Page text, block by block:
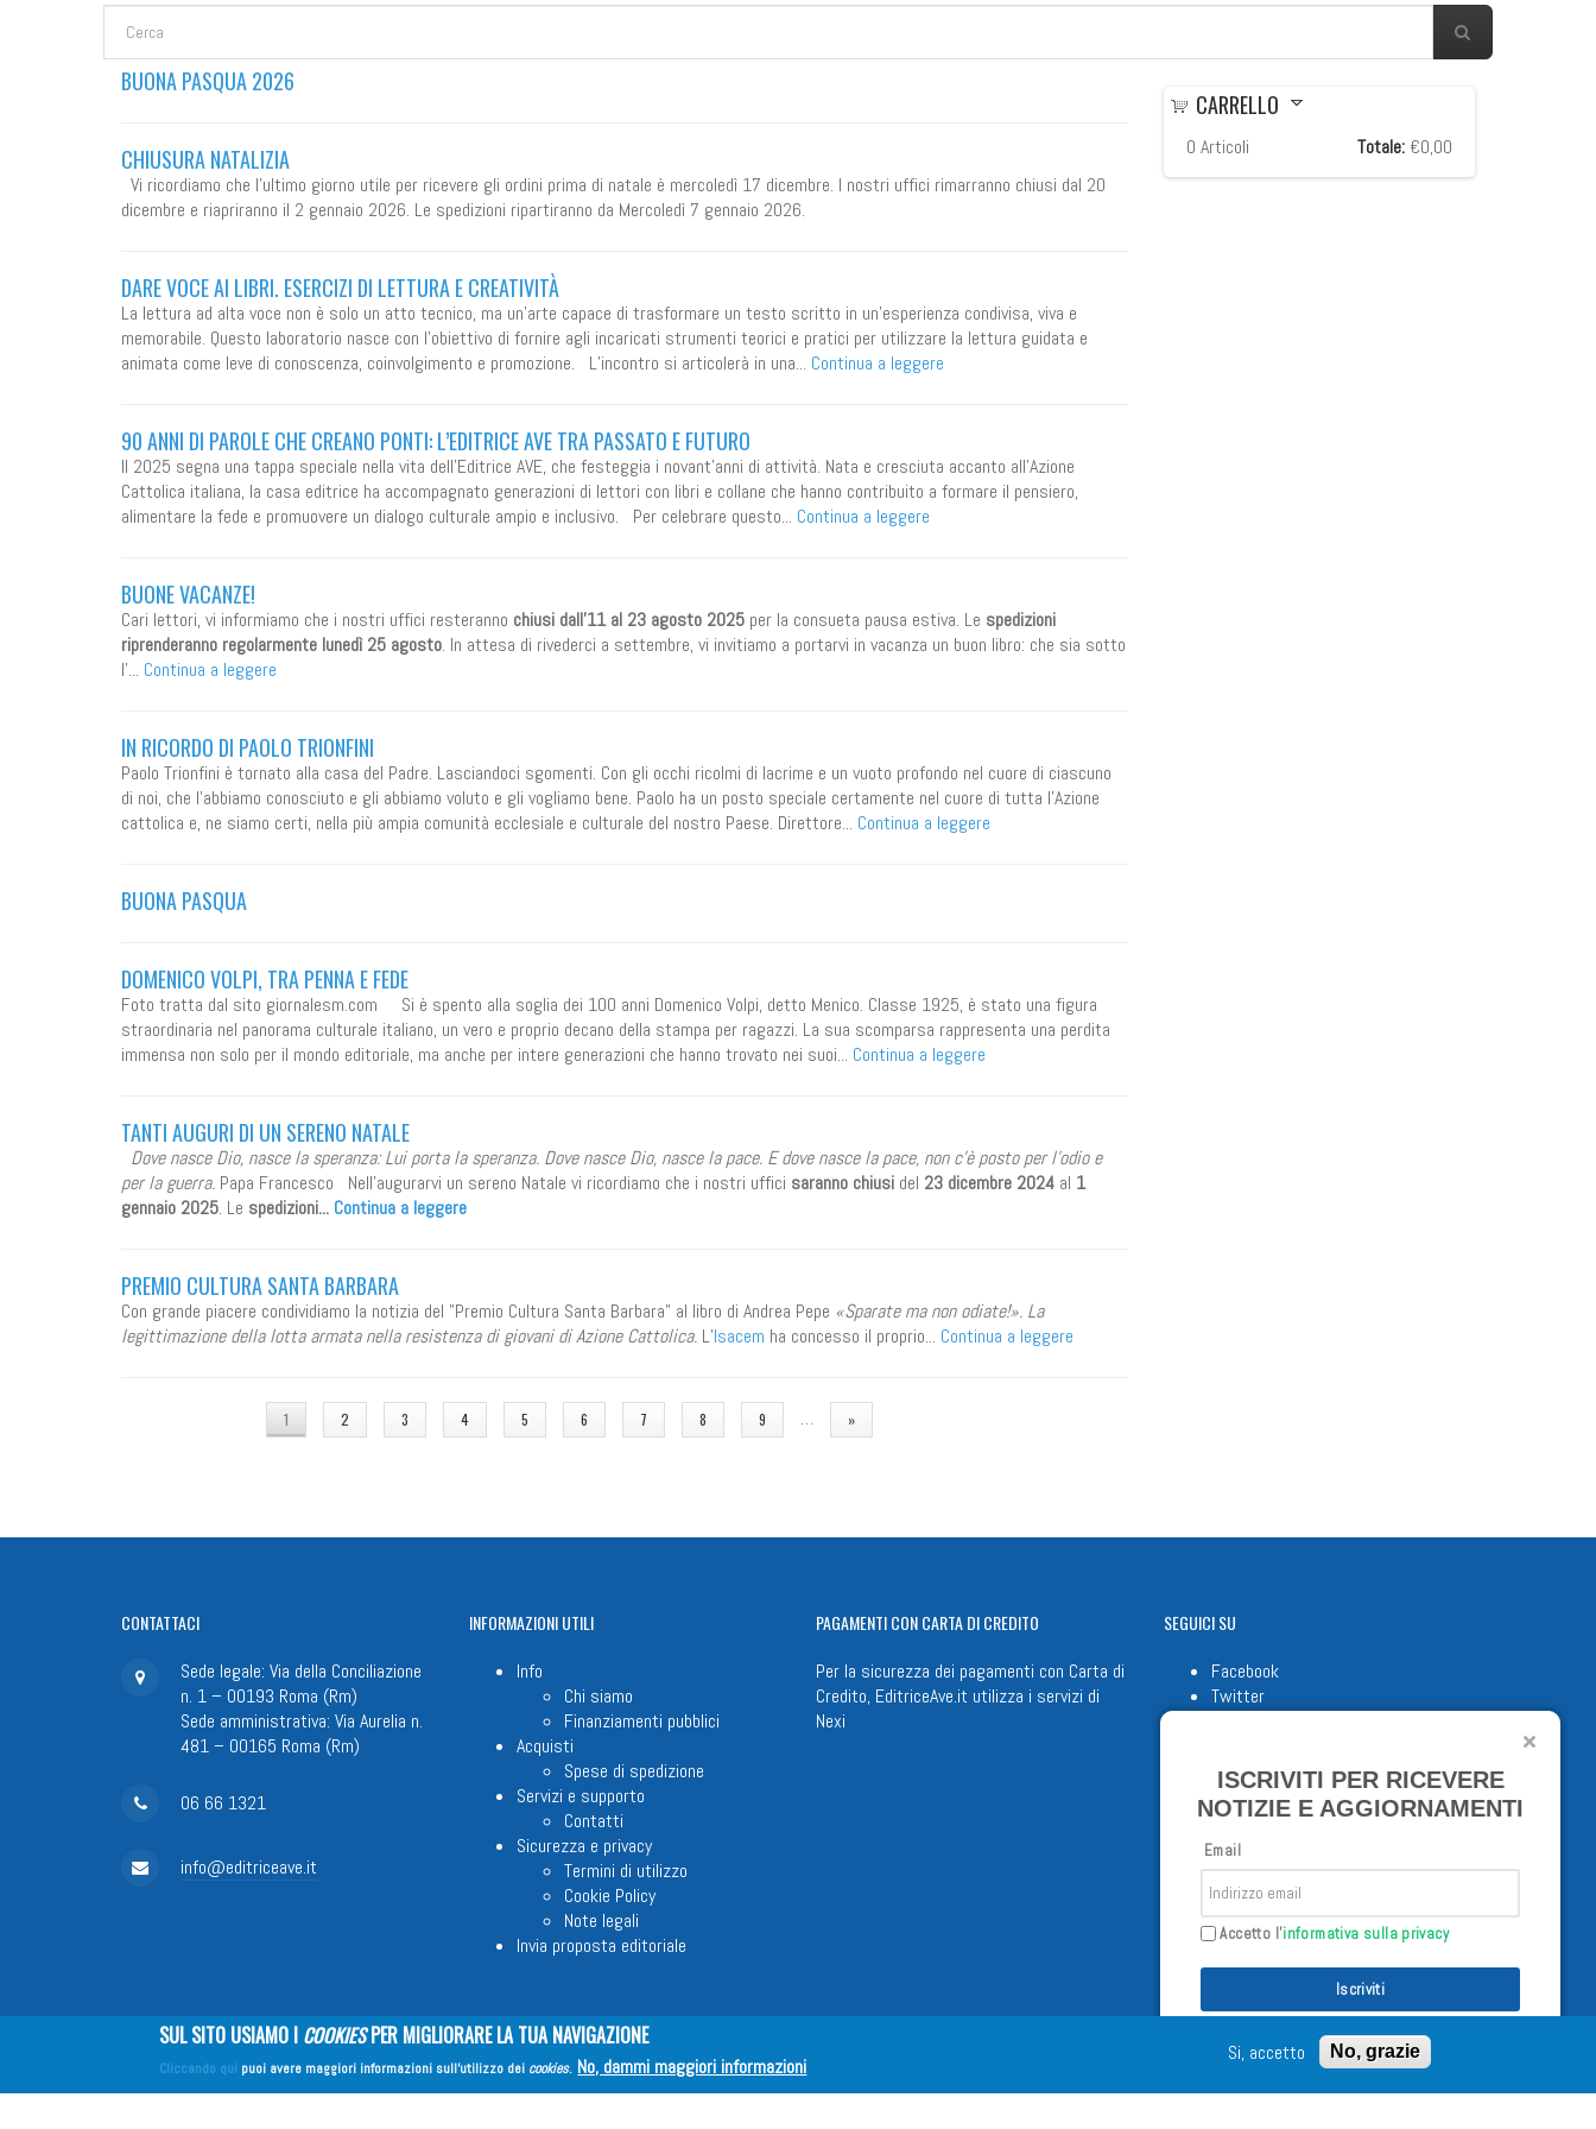
FORM DI RICERCA
BUONA PASQUA 2026
CHIUSURA NATALIZIA
Vi ricordiamo che l'ultimo giorno utile per ricevere gli ordini prima di natale è mercoledì 17 dicembre. I nostri uffici rimarranno chiusi dal 20
dicembre e riapriranno il 2 gennaio 2026. Le spedizioni ripartiranno da Mercoledì 7 gennaio 2026.
DARE VOCE AI LIBRI. ESERCIZI DI LETTURA E CREATIVITÀ
La lettura ad alta voce non è solo un atto tecnico, ma un’arte capace di trasformare un testo scritto in un’esperienza condivisa, viva e
memorabile. Questo laboratorio nasce con l’obiettivo di fornire agli incaricati strumenti teorici e pratici per utilizzare la lettura guidata e
animata come leve di conoscenza, coinvolgimento e promozione. L’incontro si articolerà in una... Continua a leggere
90 ANNI DI PAROLE CHE CREANO PONTI: L’EDITRICE AVE TRA PASSATO E FUTURO
Il 2025 segna una tappa speciale nella vita dell’Editrice AVE, che festeggia i novant’anni di attività. Nata e cresciuta accanto all’Azione
Cattolica italiana, la casa editrice ha accompagnato generazioni di lettori con libri e collane che hanno contribuito a formare il pensiero,
alimentare la fede e promuovere un dialogo culturale ampio e inclusivo. Per celebrare questo... Continua a leggere
BUONE VACANZE!
Cari lettori, vi informiamo che i nostri uffici resteranno chiusi dall’11 al 23 agosto 2025 per la consueta pausa estiva. Le spedizioni
riprenderanno regolarmente lunedì 25 agosto. In attesa di rivederci a settembre, vi invitiamo a portarvi in vacanza un buon libro: che sia sotto
l’... Continua a leggere
IN RICORDO DI PAOLO TRIONFINI
Paolo Trionfini è tornato alla casa del Padre. Lasciandoci sgomenti. Con gli occhi ricolmi di lacrime e un vuoto profondo nel cuore di ciascuno
di noi, che l’abbiamo conosciuto e gli abbiamo voluto e gli vogliamo bene. Paolo ha un posto speciale certamente nel cuore di tutta l’Azione
cattolica e, ne siamo certi, nella più ampia comunità ecclesiale e culturale del nostro Paese. Direttore... Continua a leggere
BUONA PASQUA
DOMENICO VOLPI, TRA PENNA E FEDE
Foto tratta dal sito giornalesm.com Si è spento alla soglia dei 100 anni Domenico Volpi, detto Menico. Classe 1925, è stato una figura
straordinaria nel panorama culturale italiano, un vero e proprio decano della stampa per ragazzi. La sua scomparsa rappresenta una perdita
immensa non solo per il mondo editoriale, ma anche per intere generazioni che hanno trovato nei suoi... Continua a leggere
TANTI AUGURI DI UN SERENO NATALE
Dove nasce Dio, nasce la speranza: Lui porta la speranza. Dove nasce Dio, nasce la pace. E dove nasce la pace, non c'è posto per l'odio e
per la guerra. Papa Francesco Nell'augurarvi un sereno Natale vi ricordiamo che i nostri uffici saranno chiusi del 23 dicembre 2024 al 1
gennaio 2025. Le spedizioni... Continua a leggere
PREMIO CULTURA SANTA BARBARA
Con grande piacere condividiamo la notizia del "Premio Cultura Santa Barbara" al libro di Andrea Pepe «Sparate ma non odiate!». La
legittimazione della lotta armata nella resistenza di giovani di Azione Cattolica. L’Isacem ha concesso il proprio... Continua a leggere
1 2 3 4 5 6 7 8 9 … »
CARRELLO
0 Articoli Totale: €0,00
CONTATTACI
Sede legale: Via della Conciliazione
n. 1 – 00193 Roma (Rm)
Sede amministrativa: Via Aurelia n.
481 – 00165 Roma (Rm)
06 66 1321
info@editriceave.it
INFORMAZIONIUTILI
Info
Chi siamo
Finanziamenti pubblici
Acquisti
Spese di spedizione
Servizi e supporto
Contatti
Sicurezza e privacy
Termini di utilizzo
Cookie Policy
Note legali
Invia proposta editoriale
PAGAMENTICON CARTA DI CREDITO
Per la sicurezza dei pagamenti con Carta di
Credito, EditriceAve.it utilizza i servizi di
Nexi
SEGUICISU
Facebook
Twitter
Fondazione Apostolicam Actuositatem ETS © 2023 - P.I. 05398481001 - C.F 96306220581 - REA 888781 del 23/02/98 - Tutti i diritti riservati
ISCRIVITI PER RICEVERE
NOTIZIE E AGGIORNAMENTI
Email
Accetto l'informativa sulla privacy
Iscriviti
SUL SITO USIAMO I COOKIESPER MIGLIORARE LA TUA NAVIGAZIONE
Cliccando qui puoi avere maggiori informazioni sull'utilizzo dei cookies. No, dammi maggiori informazioni
Si, accetto No, grazie